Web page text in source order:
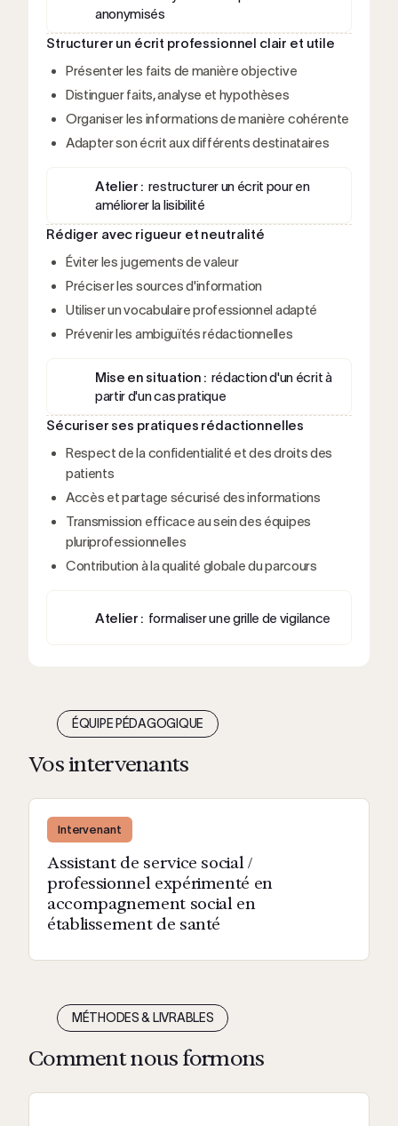
anonymisés
Structurer un écrit professionnel clair et utile
Présenter les faits de manière objective
Distinguer faits, analyse et hypothèses
Organiser les informations de manière cohérente
Adapter son écrit aux différents destinataires
Atelier : restructurer un écrit pour en
améliorer la lisibilité
Rédiger avec rigueur et neutralité
Éviter les jugements de valeur
Préciser les sources d'information
Utiliser un vocabulaire professionnel adapté
Prévenir les ambiguïtés rédactionnelles
Mise en situation : rédaction d'un écrit à
partir d'un cas pratique
Sécuriser ses pratiques rédactionnelles
Respect de la confidentialité et des droits des
patients
Accès et partage sécurisé des informations
Transmission efficace au sein des équipes
pluriprofessionnelles
Contribution à la qualité globale du parcours
Atelier : formaliser une grille de vigilance
ÉQUIPE PÉDAGOGIQUE
Vos intervenants
Intervenant
Assistant de service social /
professionnel expérimenté en
accompagnement social en
établissement de santé
MÉTHODES & LIVRABLES
Comment nous formons